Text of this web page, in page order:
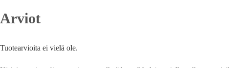
Arviot
Tuotearvioita ei vielä ole.